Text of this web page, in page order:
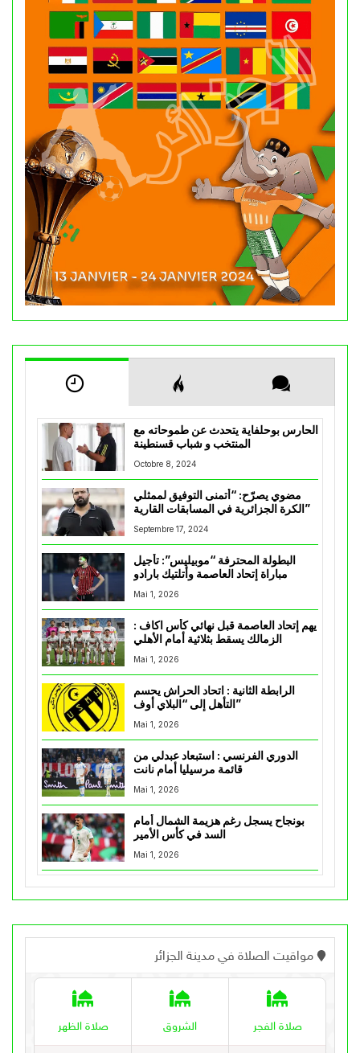
الحارس بوحلفاية يتحدث عن طموحاته مع
المنتخب و شباب قسنطينة
Octobre 8, 2024
مضوي يصرّح: “أتمنى التوفيق لممثلي
الكرة الجزائرية في المسابقات القارية”
Septembre 17, 2024
البطولة المحترفة “موبيليس”: تأجيل
مباراة إتحاد العاصمة وأتلتيك بارادو
Mai 1, 2026
يهم إتحاد العاصمة قبل نهائي كأس اكاف :
Mai 1, 2026
الرابطة الثانية : اتحاد الحراش يحسم
التأهل إلى “البلاي أوف”
Mai 1, 2026
الدوري الفرنسي : استبعاد عبدلي من
قائمة مرسيليا أمام نانت
Mai 1, 2026
بونجاح يسجل رغم هزيمة الشمال أمام
السد في كأس الأمير
Mai 1, 2026